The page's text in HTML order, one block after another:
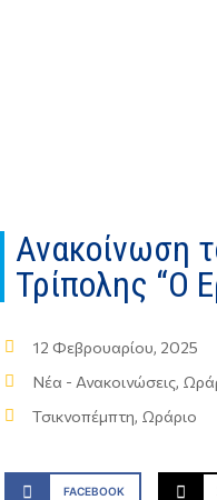
Ανακοίνωση
Τρίπολης “Ο
12 Φεβρουαρίου, 2025
Νέα - Ανακοινώσεις,
Τσικνοπέμπτη, Ωράριο
FACEBOOK